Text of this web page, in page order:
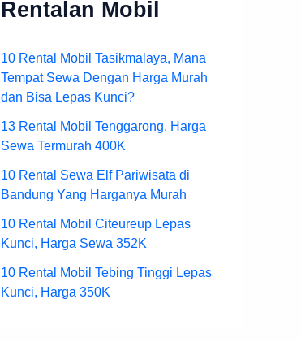
Rentalan Mobil
10 Rental Mobil Tasikmalaya, Mana
Tempat Sewa Dengan Harga Murah
dan Bisa Lepas Kunci?
13 Rental Mobil Tenggarong, Harga
Sewa Termurah 400K
10 Rental Sewa Elf Pariwisata di
Bandung Yang Harganya Murah
10 Rental Mobil Citeureup Lepas
Kunci, Harga Sewa 352K
10 Rental Mobil Tebing Tinggi Lepas
Kunci, Harga 350K